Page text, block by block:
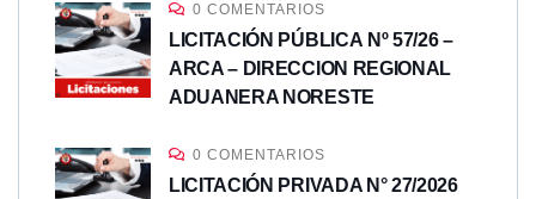
0 COMENTARIOS
LICITACIÓN PÚBLICA Nº 57/26 –
ARCA – DIRECCION REGIONAL
ADUANERA NORESTE
0 COMENTARIOS
LICITACIÓN PRIVADA N° 27/2026